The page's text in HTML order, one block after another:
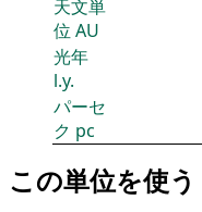
天文単
位 AU
光年
l.y.
パーセ
ク pc
この単位を使う